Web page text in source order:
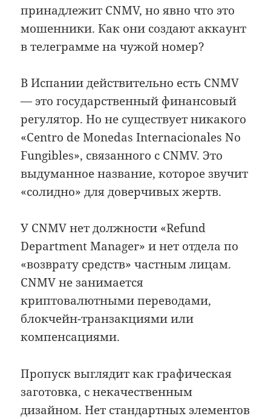
принадлежит CNMV, но явно что это
мошенники. Как они создают аккаунт
в телеграмме на чужой номер?
В Испании действительно есть CNMV
— это государственный финансовый
регулятор. Но не существует никакого
«Centro de Monedas Internacionales No
Fungibles», связанного с CNMV. Это
выдуманное название, которое звучит
«солидно» для доверчивых жертв.
У CNMV нет должности «Refund
Department Manager» и нет отдела по
«возврату средств» частным лицам.
CNMV не занимается
криптовалютными переводами,
блокчейн-транзакциями или
компенсациями.
Пропуск выглядит как графическая
заготовка, с некачественным
дизайном. Нет стандартных элементов